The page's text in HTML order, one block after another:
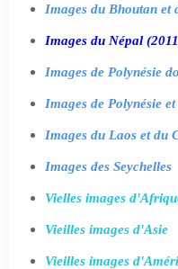
Images du Bhoutan et
Images du Népal
Images de Polynésie
Images de Polynésie
Images du Laos et du
Images des Seychelles
Vielles images
Vieilles images d'Asie
Vieilles images